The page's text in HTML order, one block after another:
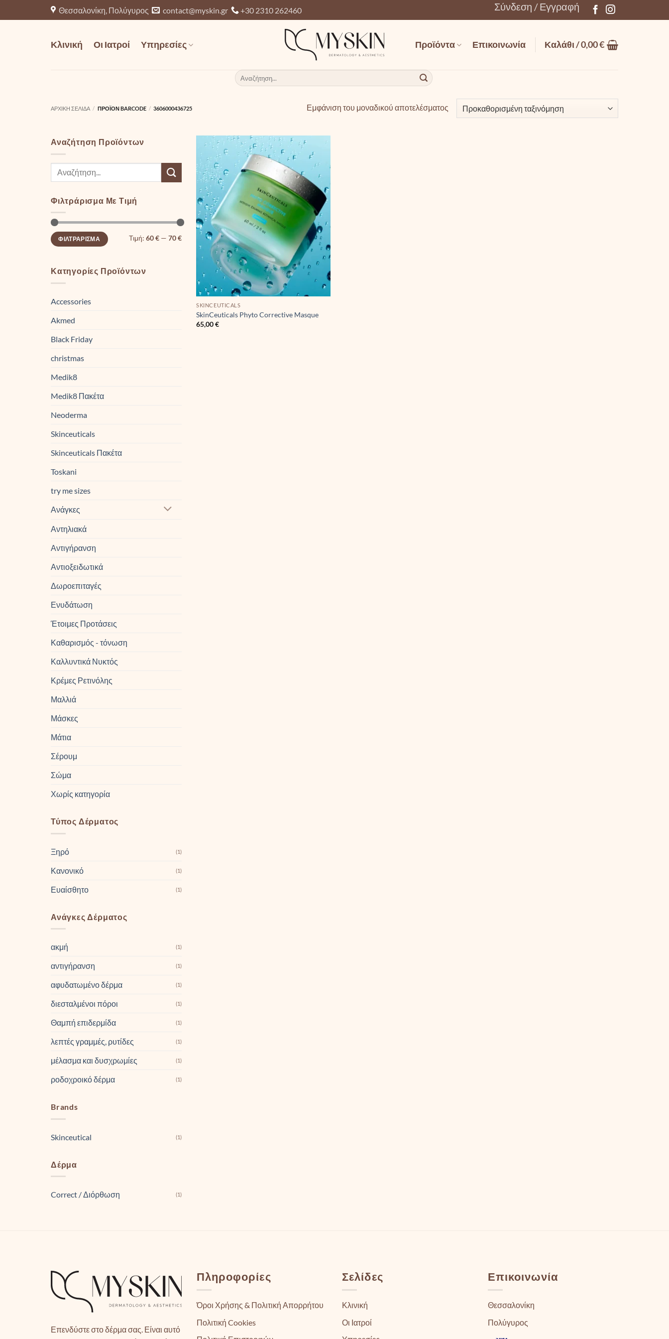
στο
Θεσσαλονίκη, Πολύγυρος contact@myskin.gr +30 2310 262460 Σύνδεση / Εγγραφή
Κλινική Οι Ιατροί Υπηρεσίες Προϊόντα Επικοινωνία Καλάθι /0,00€
Αναζήτηση
για:
ΑΡΧΙΚΉ ΣΕΛΊΔΑ / ΠΡΟΪΌΝ BARCODE / 3606000436725 Εμφάνιση του μοναδικού αποτελέσματος
Αναζήτηση Προϊόντων
Αναζήτηση
για:
Φιλτράρισμα Με Τιμή
Ελάχιστη
τιμή
Μέγιστη
τιμήΦΙΛΤΡΆΡΙΣΜΑ Τιμή: 60 €— 70 €
Κατηγορίες Προϊόντων
Accessories
Akmed
Black Friday
christmas
Medik8
Medik8 Πακέτα
Neoderma
Skinceuticals
Skinceuticals Πακέτα
Toskani
try me sizes
Ανάγκες
Αντηλιακά
Αντιγήρανση
Αντιοξειδωτικά
Δωροεπιταγές
Ενυδάτωση
Έτοιμες Προτάσεις
Καθαρισμός - τόνωση
Καλλυντικά Νυκτός
Κρέμες Ρετινόλης
Μαλλιά
Μάσκες
Μάτια
Σέρουμ
Σώμα
Χωρίς κατηγορία
Τύπος Δέρματος
Ξηρό (1)
Κανονικό (1)
Ευαίσθητο (1)
Ανάγκες Δέρματος
ακμή (1)
αντιγήρανση (1)
αφυδατωμένο δέρμα (1)
διεσταλμένοι πόροι (1)
Θαμπή επιδερμίδα (1)
λεπτές γραμμές, ρυτίδες (1)
μέλασμα και δυσχρωμίες (1)
ροδοχροικό δέρμα (1)
Brands
Skinceutical (1)
Δέρμα
Correct / Διόρθωση (1)
SKINCEUTICALS
SkinCeuticals Phyto Corrective Masque
65,00€
Επενδύστε στο δέρμα σας. Είναι αυτό
Πληροφορίες
Όροι Χρήσης & Πολιτική Απορρήτου
Πολιτική Cookies
Σελίδες
Κλινική
Οι Ιατροί
Επικοινωνία
Θεσσαλονίκη
Πολύγυρος